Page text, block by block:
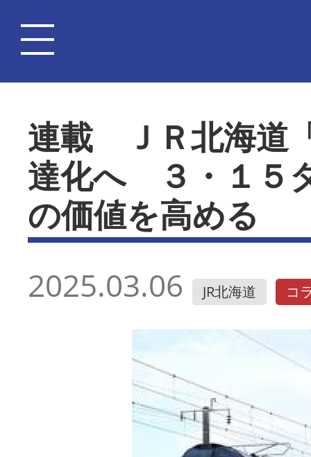
連載 ＪＲ北海道
達化へ ３・１５
の価値を高める
2025.03.06 JR北海道 コ